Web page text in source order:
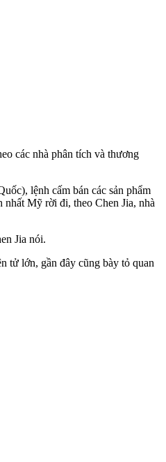
các nhà phân tích và thương
lệnh cấm bán các sản phẩm
Mỹ rời đi, theo Chen Jia, nhà
Jia nói.
tử lớn, gần đây cũng bày tỏ quan